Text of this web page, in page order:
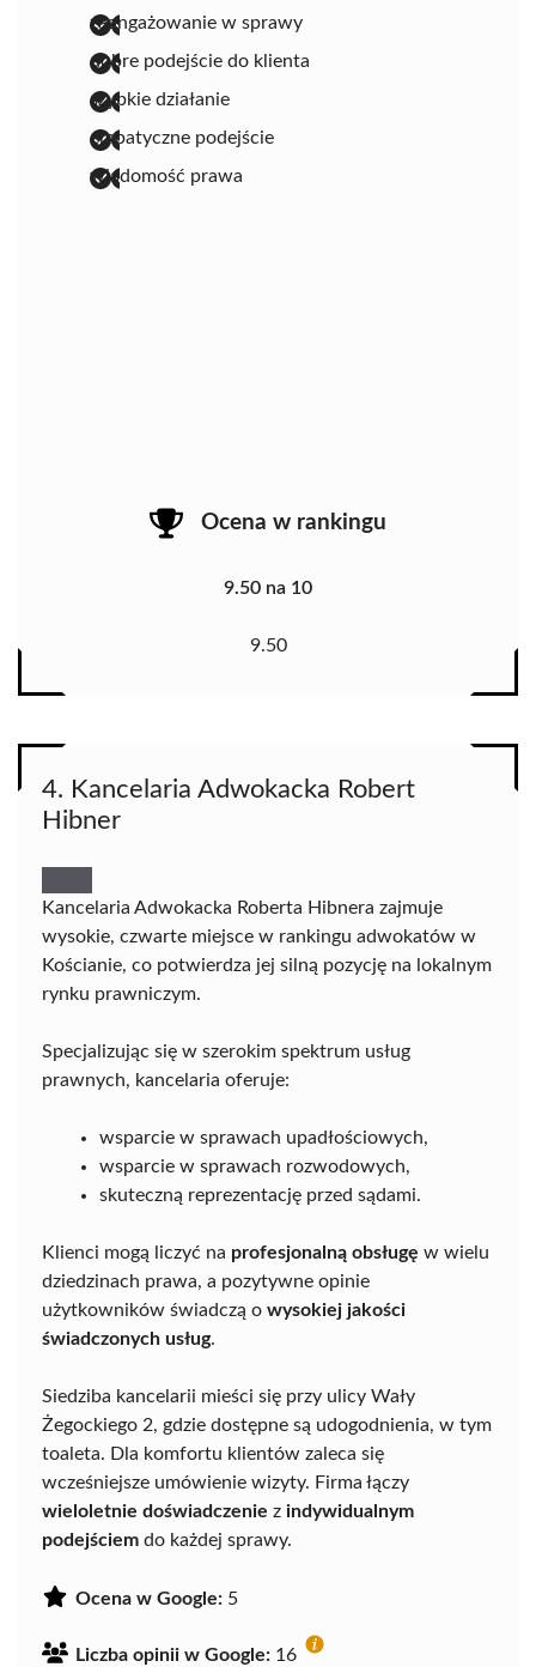
zaangażowanie w sprawy
dobre podejście do klienta
szybkie działanie
empatyczne podejście
wiadomość prawa
Ocena w rankingu
9.50 na 10
9.50
4. Kancelaria Adwokacka Robert
Hibner
Kancelaria Adwokacka Roberta Hibnera zajmuje
wysokie, czwarte miejsce w rankingu adwokatów w
Kościanie, co potwierdza jej silną pozycję na lokalnym
rynku prawniczym.
Specjalizując się w szerokim spektrum usług
prawnych, kancelaria oferuje:
wsparcie w sprawach upadłościowych,
wsparcie w sprawach rozwodowych,
skuteczną reprezentację przed sądami.
Klienci mogą liczyć na profesjonalną obsługę w wielu
dziedzinach prawa, a pozytywne opinie
użytkowników świadczą o wysokiej jakości
świadczonych usług.
Siedziba kancelarii mieści się przy ulicy Wały
Żegockiego 2, gdzie dostępne są udogodnienia, w tym
toaleta. Dla komfortu klientów zaleca się
wcześniejsze umówienie wizyty. Firma łączy
wieloletnie doświadczenie z indywidualnym
podejściem do każdej sprawy.
Ocena w Google: 5
Liczba opinii w Google: 16